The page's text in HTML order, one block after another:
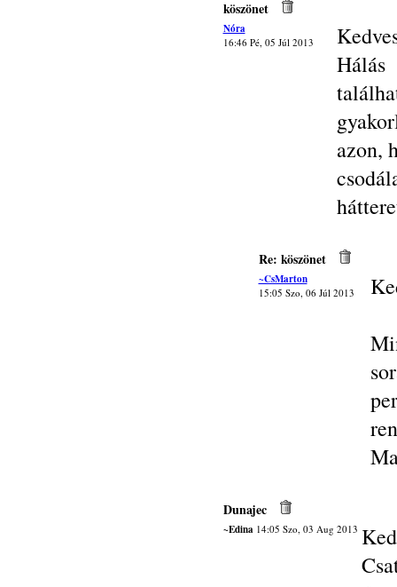
köszönet
Nóra
16:46 Pé, 05 Júl 2013
azon,
Re: köszönet
~CsMarton
15:05 Szo, 06 Júl 2013
Dunajec
~Edina14:05 Szo, 03 Aug 2013